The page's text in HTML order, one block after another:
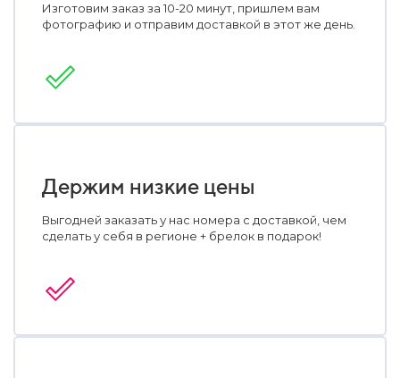
Изготовим заказ за 10-20 минут, пришлем вам
фотографию и отправим доставкой в этот же день.
Держим низкие цены
Выгодней заказать у нас номера с доставкой, чем
сделать у себя в регионе + брелок в подарок!